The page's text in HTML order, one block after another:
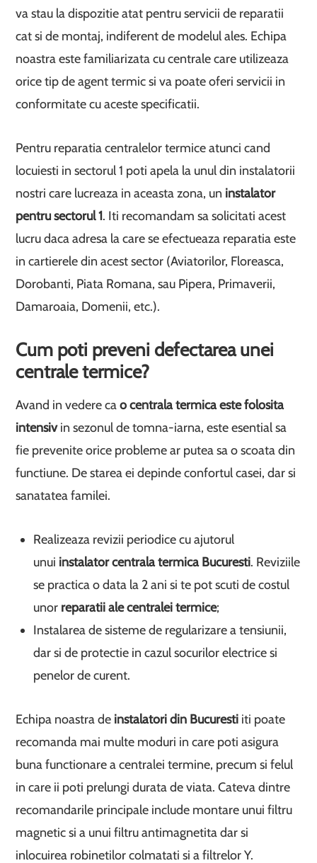
va stau la dispozitie atat pentru servicii de reparatii
cat si de montaj, indiferent de modelul ales. Echipa
noastra este familiarizata cu centrale care utilizeaza
orice tip de agent termic si va poate oferi servicii in
conformitate cu aceste specificatii.
Pentru reparatia centralelor termice atunci cand
locuiesti in sectorul 1 poti apela la unul din instalatorii
nostri care lucreaza in aceasta zona, un instalator
pentru sectorul 1. Iti recomandam sa solicitati acest
lucru daca adresa la care se efectueaza reparatia este
in cartierele din acest sector (Aviatorilor, Floreasca,
Dorobanti, Piata Romana, sau Pipera, Primaverii,
Damaroaia, Domenii, etc.).
Cum poti preveni defectarea unei
centrale termice?
Avand in vedere cao centrala termica este folosita
intensivin sezonul de tomna-iarna, este esential sa
fie prevenite orice probleme ar putea sa o scoata din
functiune. De starea ei depinde confortul casei, dar si
sanatatea familei.
Realizeaza revizii periodice cu ajutorul
unui instalator centrala termica Bucuresti. Reviziile
se practica o data la 2 ani si te pot scuti de costul
unor reparatii ale centralei termice;
Instalarea de sisteme de regularizare a tensiunii,
dar si de protectie in cazul socurilor electrice si
penelor de curent.
Echipa noastra de instalatori din Bucuresti iti poate
recomanda mai multe moduri in care poti asigura
buna functionare a centralei termine, precum si felul
in care ii poti prelungi durata de viata. Cateva dintre
recomandarile principale include montare unui filtru
magnetic si a unui filtru antimagnetita dar si
inlocuirea robinetilor colmatati si a filtrelor Y.